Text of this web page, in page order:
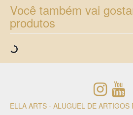
Você também vai
produtos
ELLA ARTS - ALUGUEL DE ARTIGOS